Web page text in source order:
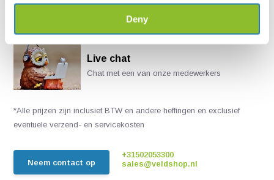
Deny
Live chat
Chat met een van onze medewerkers
*Alle prijzen zijn inclusief BTW en andere heffingen en exclusief
eventuele verzend- en servicekosten
Neem contact op
+31502053300
sales@veldshop.nl